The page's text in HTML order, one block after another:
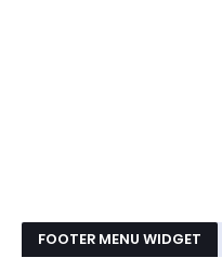
FOOTER MENU WIDGET